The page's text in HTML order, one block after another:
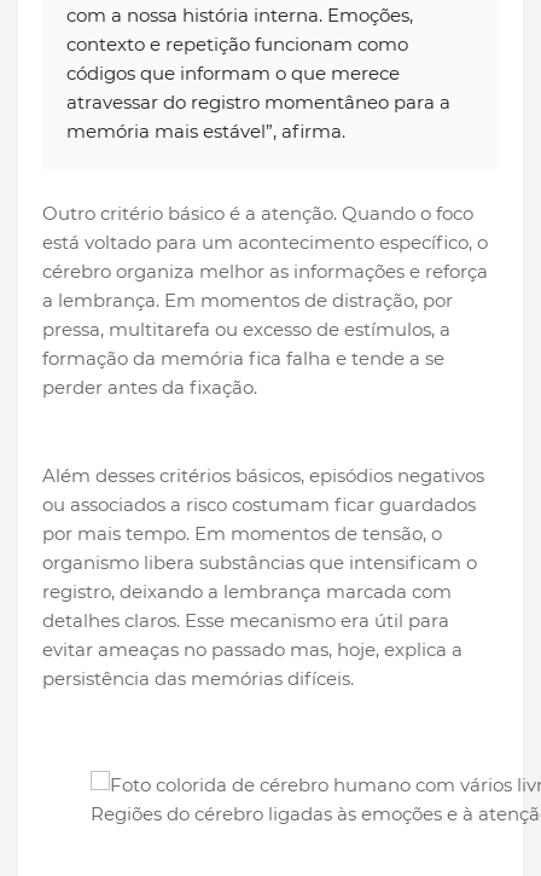
com a nossa história interna. Emoções,
contexto e repetição funcionam como
códigos que informam o que merece
atravessar do registro momentâneo para a
memória mais estável”, afirma.
Outro critério básico é a atenção. Quando o foco
está voltado para um acontecimento específico, o
cérebro organiza melhor as informações e reforça
a lembrança. Em momentos de distração, por
pressa, multitarefa ou excesso de estímulos, a
formação da memória fica falha e tende a se
perder antes da fixação.
Além desses critérios básicos, episódios negativos
ou associados a risco costumam ficar guardados
por mais tempo. Em momentos de tensão, o
organismo libera substâncias que intensificam o
registro, deixando a lembrança marcada com
detalhes claros. Esse mecanismo era útil para
evitar ameaças no passado mas, hoje, explica a
persistência das memórias difíceis.
Regiões do cérebro ligadas às emoções e à